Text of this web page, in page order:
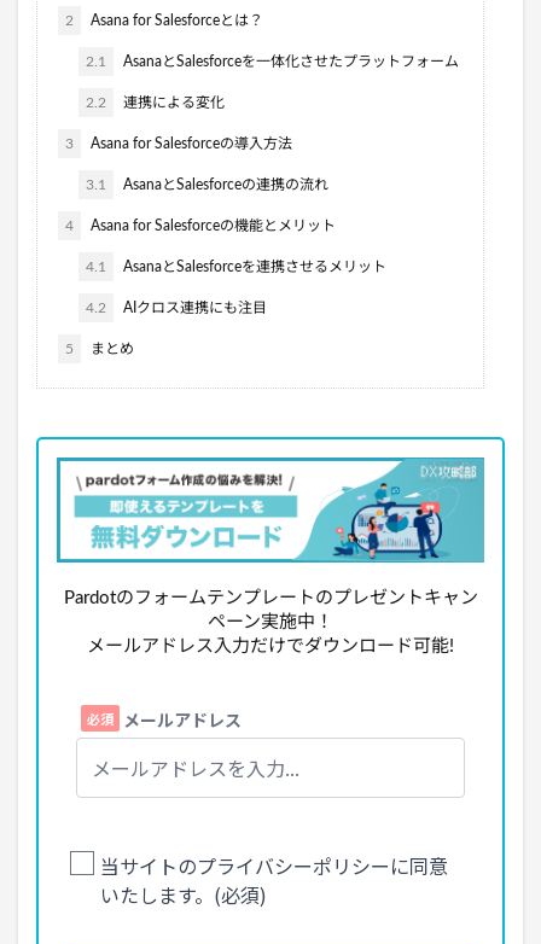
2 Asana for Salesforceとは？
2.1 AsanaとSalesforceを一体化させたプラットフォーム
2.2 連携による変化
3 Asana for Salesforceの導入方法
3.1 AsanaとSalesforceの連携の流れ
4 Asana for Salesforceの機能とメリット
4.1 AsanaとSalesforceを連携させるメリット
4.2 AIクロス連携にも注目
5 まとめ
Pardotのフォームテンプレートのプレゼントキャン
ペーン実施中！
メールアドレス入力だけでダウンロード可能!